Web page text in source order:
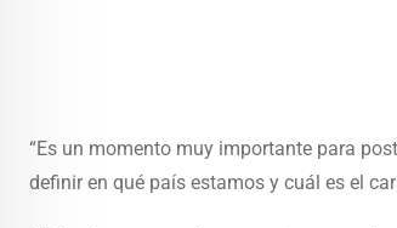
“Es un momento muy importante para
definir en qué país estamos y cuál es el